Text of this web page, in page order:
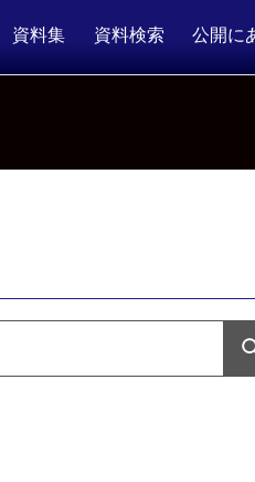
資料集 資料検索 公開に
検
索